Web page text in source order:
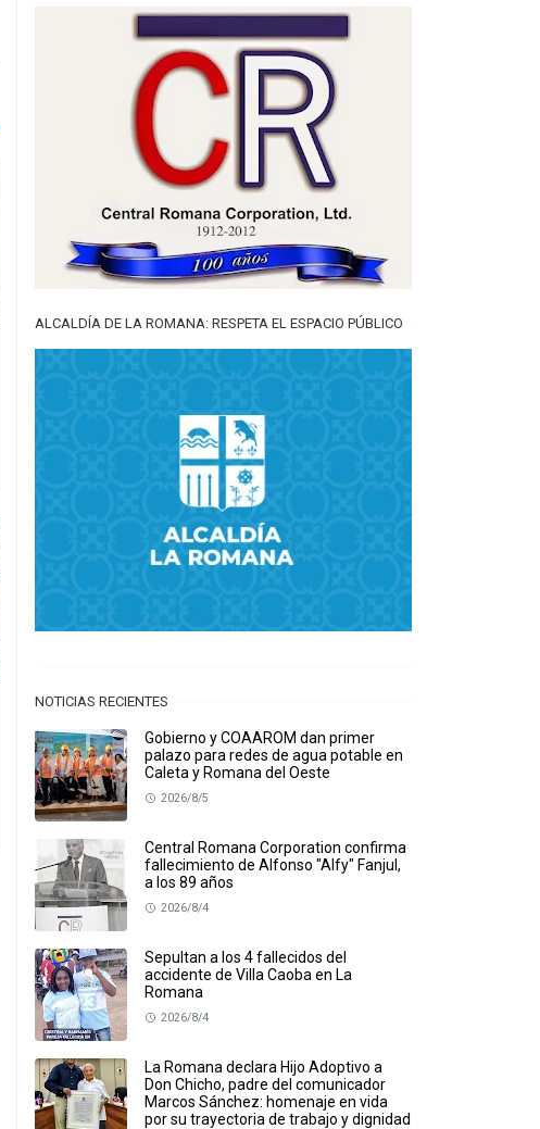
ALCALDÍA DE LA ROMANA: RESPETA EL ESPACIO PÚBLICO
NOTICIAS RECIENTES
Gobierno y COAAROM dan primer
palazo para redes de agua potable en
Caleta y Romana del Oeste
2026/8/5
Central Romana Corporation confirma
fallecimiento de Alfonso "Alfy" Fanjul,
a los 89 años
2026/8/4
Sepultan a los 4 fallecidos del
accidente de Villa Caoba en La
Romana
2026/8/4
La Romana declara Hijo Adoptivo a
Don Chicho, padre del comunicador
Marcos Sánchez: homenaje en vida
por su trayectoria de trabajo y dignidad